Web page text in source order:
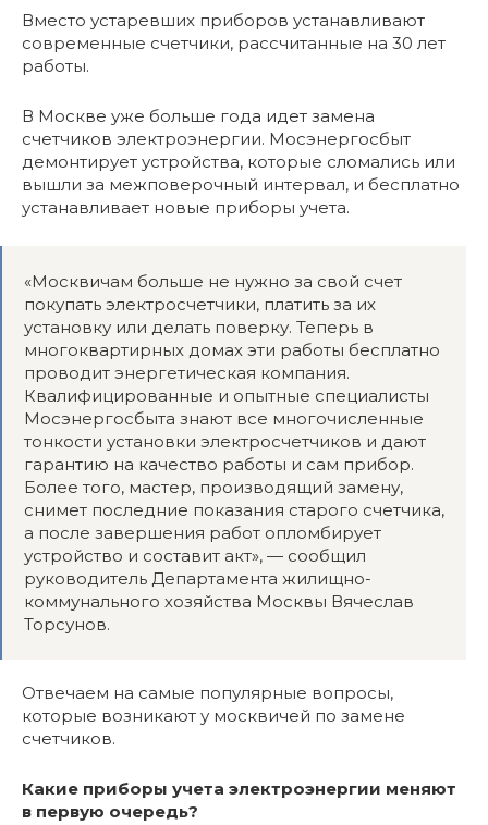
Вместо устаревших приборов устанавливают
современные счетчики, рассчитанные на 30 лет
работы.
В Москве уже больше года идет замена
счетчиков электроэнергии. Мосэнергосбыт
демонтирует устройства, которые сломались или
вышли за межповерочный интервал, и бесплатно
устанавливает новые приборы учета.
«Москвичам больше не нужно за свой счет
покупать электросчетчики, платить за их
установку или делать поверку. Теперь в
многоквартирных домах эти работы бесплатно
проводит энергетическая компания.
Квалифицированные и опытные специалисты
Мосэнергосбыта знают все многочисленные
тонкости установки электросчетчиков и дают
гарантию на качество работы и сам прибор.
Более того, мастер, производящий замену,
снимет последние показания старого счетчика,
а после завершения работ опломбирует
устройство и составит акт», — сообщил
руководитель Департамента жилищно-
коммунального хозяйства Москвы Вячеслав
Торсунов.
Отвечаем на самые популярные вопросы,
которые возникают у москвичей по замене
счетчиков.
Какие приборы учета электроэнергии меняют
в первую очередь?